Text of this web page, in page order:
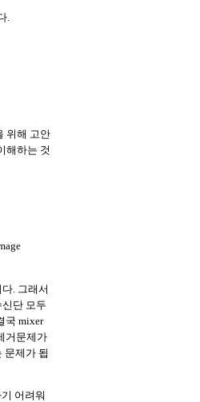
.
위해 고안
해하는 것
. 그래서
단 모두
국 mixer
거문제가
문제가 됩
어려워